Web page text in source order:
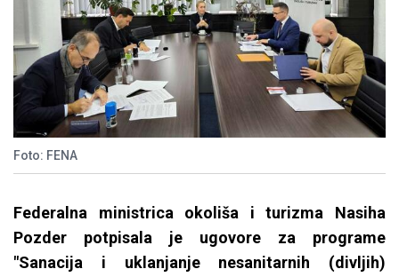
Foto: FENA
Federalna ministrica okoliša i turizma Nasiha
Pozder potpisala je ugovore za programe
"Sanacija i uklanjanje nesanitarnih (divljih)